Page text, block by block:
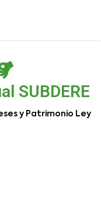
SUBDERE
y Patrimonio Ley